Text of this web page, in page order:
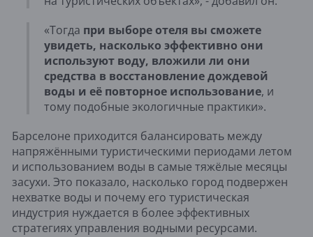
«Тогда при выборе отеля вы сможете
увидеть, насколько эффективно они
используют воду, вложили ли они
средства в восстановление дождевой
воды и её повторное использование, и
тому подобные экологичные практики».
Барселоне приходится балансировать между
напряжёнными туристическими периодами летом
и использованием воды в самые тяжёлые месяцы
засухи. Это показало, насколько город подвержен
нехватке воды и почему его туристическая
индустрия нуждается в более эффективных
стратегиях управления водными ресурсами.